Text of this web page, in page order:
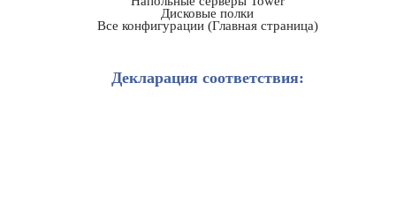
Дисковые полки
Все конфигурации (Главная страница)
Декларация соответствия: